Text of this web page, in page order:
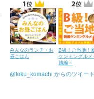
みんなのランチ・お
昼ごはん
B級！ご当地！
ケンミングルメ
越編～
@toku_komachi からのツイート